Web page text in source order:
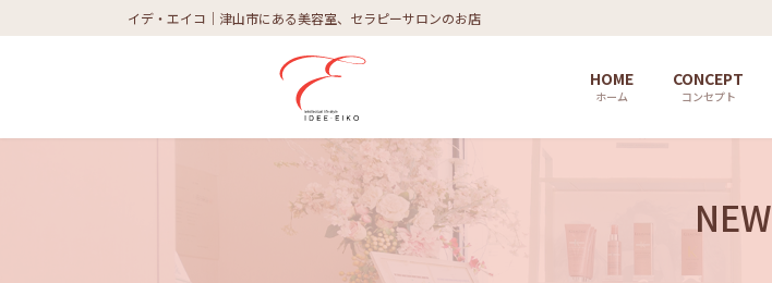
ン
へ
ビ
ョ
イデ・エイコ｜津山市にある美容室、セラピーサロンのお店
HOME
ホーム
CONCEPT
コンセプト
NEW